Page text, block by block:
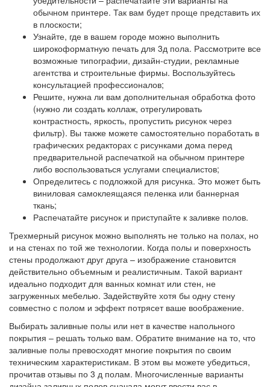
обычном принтере. Так вам будет проще представить их
в плоскости;
Узнайте, где в вашем городе можно выполнить
широкоформатную печать для 3д пола. Рассмотрите все
возможные типографии, дизайн-студии, рекламные
агентства и строительные фирмы. Воспользуйтесь
консультацией профессионалов;
Решите, нужна ли вам дополнительная обработка фото
(нужно ли создать коллаж, отрегулировать
контрастность, яркость, пропустить рисунок через
фильтр). Вы также можете самостоятельно поработать в
графических редакторах с рисунками дома перед
предварительной распечаткой на обычном принтере
либо воспользоваться услугами специалистов;
Определитесь с подложкой для рисунка. Это может быть
виниловая самоклеящаяся пеленка или баннерная
ткань;
Распечатайте рисунок и приступайте к заливке полов.
Трехмерный рисунок можно выполнять не только на полах, но
и на стенах по той же технологии. Когда полы и поверхность
стены продолжают друг друга – изображение становится
действительно объемным и реалистичным. Такой вариант
идеально подходит для ванных комнат или стен, не
загруженных мебелью. Задействуйте хотя бы одну стену
совместно с полом и эффект потрясет ваше воображение.
Выбирать заливные полы или нет в качестве напольного
покрытия – решать только вам. Обратите внимание на то, что
заливные полы превосходят многие покрытия по своим
техническим характеристикам. В этом вы можете убедиться,
прочитав отзывы по 3 д полам. Многочисленные варианты